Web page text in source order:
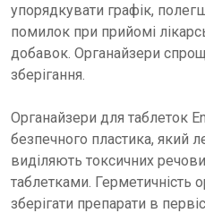
упорядкувати графік,
помилок при прийомі
добавок. Органайзери
зберігання.
Органайзери для таблеток
безпечного пластика, який
виділяють токсичних
таблетками. Герметичність
зберігати препарати в